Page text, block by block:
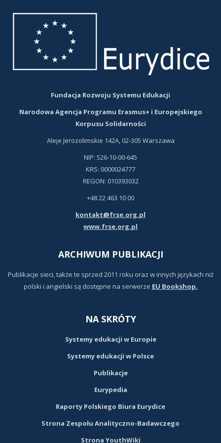
Fundacja Rozwoju Systemu Edukacji
Narodowa Agencja Programu Erasmus+ i Europejskiego
Korpusu Solidarności
Aleje Jerozolimskie 142A, 02-305 Warszawa
NIP: 526-10-00-645
KRS: 0000024777
REGON: 010393032
+48 22 463 10 00
kontakt@frse.org.pl
www.frse.org.pl
ARCHIWUM PUBLIKACJI
Publikacje sieci, także te sprzed 2011 roku oraz w innych językach niż
polski i angielski są dostępne na serwerze EU Bookshop.
NA SKRÓTY
Systemy edukacji w Europie
Systemy edukacji w Polsce
Publikacje
Eurypedia
Raporty Polskiego Biura Eurydice
Strona Zespołu Analityczno-Badawczego
Strona YouthWiki